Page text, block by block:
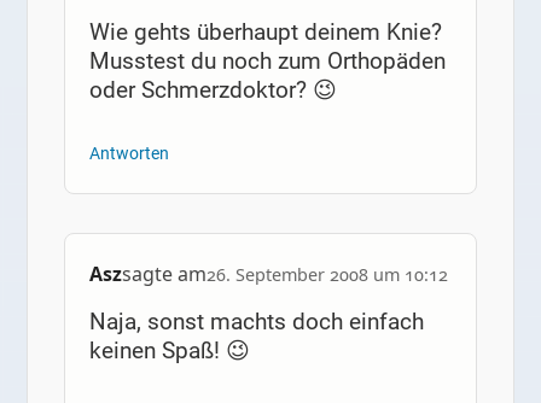
Wie gehts überhaupt deinem Knie?
Musstest du noch zum Orthopäden
oder Schmerzdoktor? 😉
Antworten
Aszsagte am26. September 2008 um 10:12
Naja, sonst machts doch einfach
keinen Spaß! 😉